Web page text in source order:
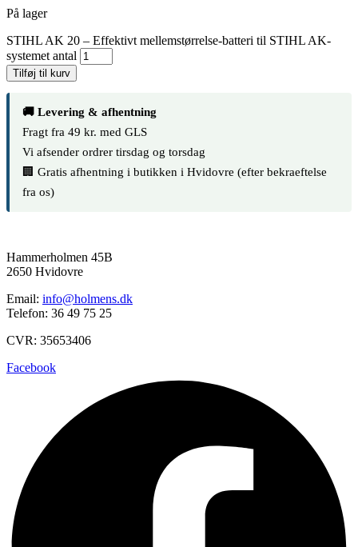
På lager
STIHL AK 20 – Effektivt mellemstørrelse-batteri til STIHL AK-
systemet antal
Tilføj til kurv
🚚 Levering & afhentning
Fragt fra 49 kr. med GLS
Vi afsender ordrer tirsdag og torsdag
🏢 Gratis afhentning i butikken i Hvidovre (efter bekraeftelse
fra os)
Hammerholmen 45B
2650 Hvidovre
Email: info@holmens.dk
Telefon: 36 49 75 25
CVR: 35653406
Facebook